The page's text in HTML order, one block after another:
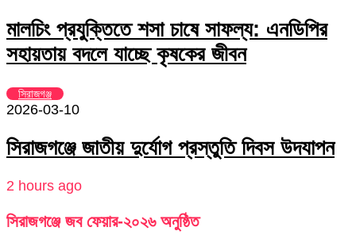
মালচিং প্রযুক্তিতে শসা চাষে সাফল্য: এনডিপির
সহায়তায় বদলে যাচ্ছে কৃষকের জীবন
সিরাজগঞ্জ
2026-03-10
সিরাজগঞ্জে জাতীয় দুর্যোগ প্রস্তুতি দিবস উদযাপন
2 hours ago
সিরাজগঞ্জে জব ফেয়ার-২০২৬ অনুষ্ঠিত